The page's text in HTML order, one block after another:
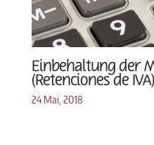
Einbehaltung der
(Retenciones de IVA)
24 Mai, 2018